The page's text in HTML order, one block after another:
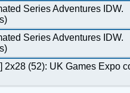
Series Adventures IDW.
Series Adventures IDW.
2x28 (52): UK Games Expo